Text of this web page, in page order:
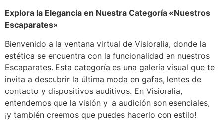
Explora la Elegancia en Nuestra Categoría «Nuestros
Escaparates»
Bienvenido a la ventana virtual de Visioralia, donde la
estética se encuentra con la funcionalidad en nuestros
Escaparates. Esta categoría es una galería visual que te
invita a descubrir la última moda en gafas, lentes de
contacto y dispositivos auditivos. En Visioralia,
entendemos que la visión y la audición son esenciales,
¡y también creemos que puedes hacerlo con estilo!